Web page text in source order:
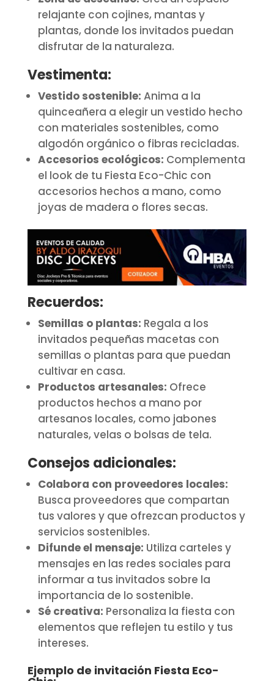
relajante con cojines, mantas y
plantas, donde los invitados puedan
disfrutar de la naturaleza.
Vestimenta:
Vestido sostenible: Anima a la
quinceañera a elegir un vestido hecho
con materiales sostenibles, como
algodón orgánico o fibras recicladas.
Accesorios ecológicos: Complementa
el look de tu Fiesta Eco-Chic con
accesorios hechos a mano, como
joyas de madera o flores secas.
Recuerdos:
Semillas o plantas: Regala a los
invitados pequeñas macetas con
semillas o plantas para que puedan
cultivar en casa.
Productos artesanales: Ofrece
productos hechos a mano por
artesanos locales, como jabones
naturales, velas o bolsas de tela.
Consejos adicionales:
Colabora con proveedores locales:
Busca proveedores que compartan
tus valores y que ofrezcan productos y
servicios sostenibles.
Difunde el mensaje: Utiliza carteles y
mensajes en las redes sociales para
informar a tus invitados sobre la
importancia de lo sostenible.
Sé creativa: Personaliza la fiesta con
elementos que reflejen tu estilo y tus
intereses.
Ejemplo de invitación Fiesta Eco-